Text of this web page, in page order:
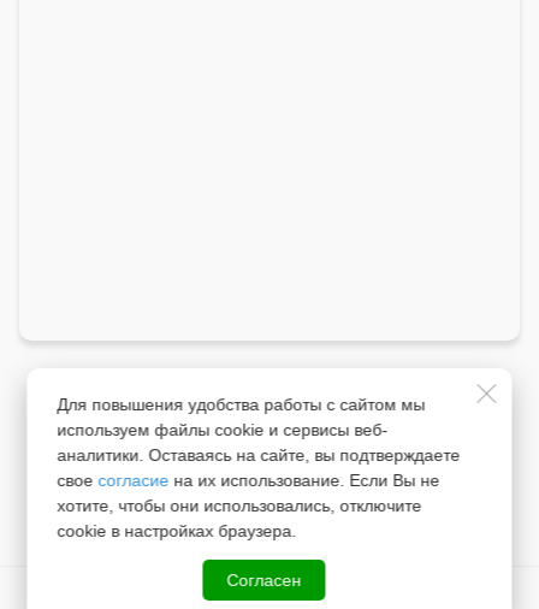
Для повышения удобства работы с сайтом мы
используем файлы cookie и сервисы веб-
аналитики. Оставаясь на сайте, вы подтверждаете
своесогласие на их использование. Если Вы не
хотите, чтобы они использовались, отключите
cookie в настройках браузера.
Согласен
© 2026 Неликвиды. Россия, 8 (917) 737-84-73.